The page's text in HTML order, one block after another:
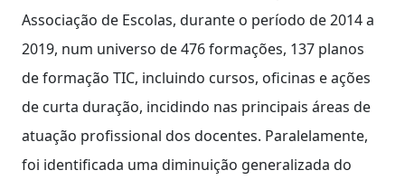
Associação de Escolas, durante o período de 2014 a
2019, num universo de 476 formações, 137 planos
de formação TIC, incluindo cursos, oficinas e ações
de curta duração, incidindo nas principais áreas de
atuação profissional dos docentes. Paralelamente,
foi identificada uma diminuição generalizada do